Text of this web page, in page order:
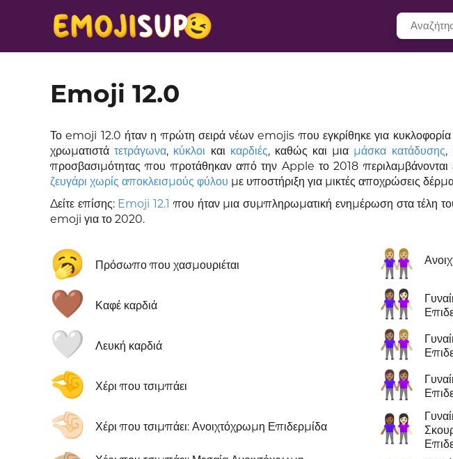
Emoji 12.0
Το emoji 12.0 ήταν η πρώτη σειρά νέων emojis που εγκρίθηκε για κυκλοφορία
χρωματιστάτετράγωνα, κύκλοι και καρδιές, καθώς και μια μάσκα κατάδυσης,
προσβασιμότητας που προτάθηκαν από την Apple το 2018 περιλαμβάνονται
ζευγάρι χωρίς αποκλεισμούς φύλου με υποστήριξη για μικτές αποχρώσεις
Δείτε επίσης: Emoji 12.1 που ήταν μια συμπληρωματική ενημέρωση στα τέλη
emoji για το 2020.
🥱 Πρόσωπο που χασμουριέται
🤎 Καφέ καρδιά
🤍 Λευκή καρδιά
🤏 Χέρι που τσιμπάει
🤏🏻 Χέρι που τσιμπάει: Ανοιχτόχρωμη Επιδερμίδα
👭🏼
👩🏽‍🤝‍👩🏻
👩🏽‍🤝‍👩🏼
👭🏽
👩🏾‍🤝‍👩🏻